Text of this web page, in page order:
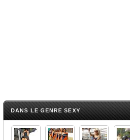
DANS LE GENRE SEXY